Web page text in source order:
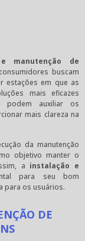
manutenção de
buscam
estações em que as
mais eficazes
podem auxiliar os
mais clareza na
da manutenção
objetivo manter o
a instalação e
para seu bom
para os usuários.
DE